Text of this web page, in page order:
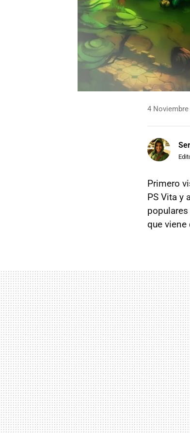
4 Noviembre
Primero
PS Vita y
que viene